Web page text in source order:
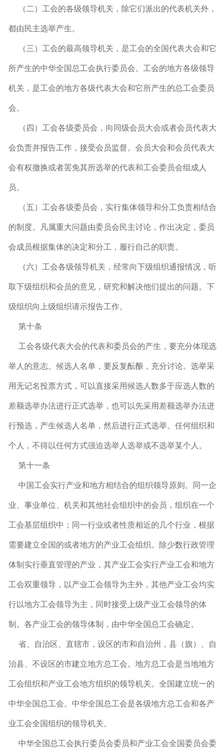
（二）工会的各级领导机关，除它们派出的代表机关外，
都由民主选举产生。
（三）工会的最高领导机关，是工会的全国代表大会和它
所产生的中华全国总工会执行委员会。工会的地方各级领导
机关，是工会的地方各级代表大会和它所产生的总工会委员
会。
（四）工会各级委员会，向同级会员大会或者会员代表大
会负责并报告工作，接受会员监督。会员大会和会员代表大
会有权撤换或者罢免其所选举的代表和工会委员会组成人
员。
（五）工会各级委员会，实行集体领导和分工负责相结合
的制度。凡属重大问题由委员会民主讨论，作出决定，委员
会成员根据集体的决定和分工，履行自己的职责。
（六）工会各级领导机关，经常向下级组织通报情况，听
取下级组织和会员的意见，研究和解决他们提出的问题。下
级组织向上级组织请示报告工作。
第十条
工会各级代表大会的代表和委员会的产生，要充分体现选
举人的意志。候选人名单，要反复酝酿，充分讨论。选举采
用无记名投票方式，可以直接采用候选人数多于应选人数的
差额选举办法进行正式选举，也可以先采用差额选举办法进
行预选，产生候选人名单，然后进行正式选举。任何组织和
个人，不得以任何方式强迫选举人选举或不选举某个人。
第十一条
中国工会实行产业和地方相结合的组织领导原则。同一企
业、事业单位、机关和其他社会组织中的会员，组织在一个
工会基层组织中；同一行业或者性质相近的几个行业，根据
需要建立全国的或者地方的产业工会组织。除少数行政管理
体制实行垂直管理的产业，其产业工会实行产业工会和地方
工会双重领导，以产业工会领导为主外，其他产业工会均实
行以地方工会领导为主，同时接受上级产业工会领导的体
制。各产业工会的领导体制，由中华全国总工会确定。
省、自治区、直辖市，设区的市和自治州，县（旗）、自
治县、不设区的市建立地方总工会。地方总工会是当地地方
工会组织和产业工会地方组织的领导机关。全国建立统一的
中华全国总工会。中华全国总工会是各级地方总工会和各产
业工会全国组织的领导机关。
中华全国总工会执行委员会委员和产业工会全国委员会委